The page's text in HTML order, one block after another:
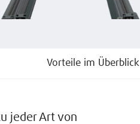
Vorteile im Überblick
jeder Art von